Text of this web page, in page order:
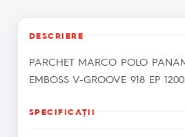
DESCRIERE
PARCHET MARCO POLO
EMBOSS V-GROOVE 918 EP
SPECIFICAŢII